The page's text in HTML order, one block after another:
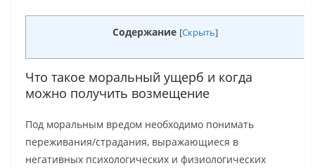
Содержание [Скрыть]
Что такое моральный ущерб и когда
можно получить возмещение
Под моральным вредом необходимо понимать
переживания/страдания, выражающиеся в
негативных психологических и физиологических